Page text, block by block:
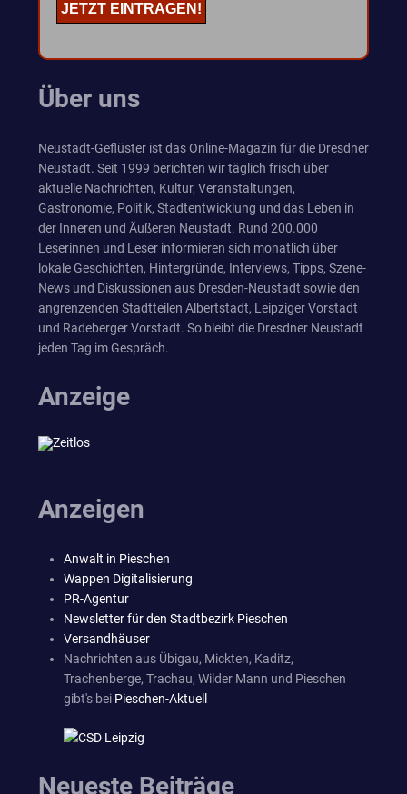
Über uns
Neustadt-Geflüster ist das Online-Magazin für die Dresdner
Neustadt. Seit 1999 berichten wir täglich frisch über
aktuelle Nachrichten, Kultur, Veranstaltungen,
Gastronomie, Politik, Stadtentwicklung und das Leben in
der Inneren und Äußeren Neustadt. Rund 200.000
Leserinnen und Leser informieren sich monatlich über
lokale Geschichten, Hintergründe, Interviews, Tipps, Szene-
News und Diskussionen aus Dresden-Neustadt sowie den
angrenzenden Stadtteilen Albertstadt, Leipziger Vorstadt
und Radeberger Vorstadt. So bleibt die Dresdner Neustadt
jeden Tag im Gespräch.
Anzeige
Anzeigen
Anwalt in Pieschen
Wappen Digitalisierung
PR-Agentur
Newsletter für den Stadtbezirk Pieschen
Versandhäuser
Nachrichten aus Übigau, Mickten, Kaditz,
Trachenberge, Trachau, Wilder Mann und Pieschen
gibt's bei Pieschen-Aktuell
Neueste Beiträge